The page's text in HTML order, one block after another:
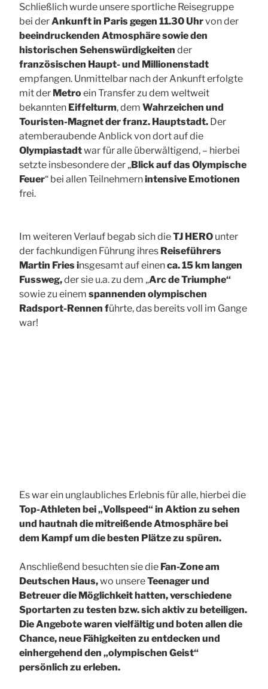
Schließlich wurde unsere sportliche Reisegruppe
bei derAnkunft in Paris gegen 11.30 Uhrvon der
beeindruckenden Atmosphäre sowie den
historischen Sehenswürdigkeiten der
französischen Haupt- und Millionenstadt
empfangen. Unmittelbar nach der Ankunft erfolgte
mit der Metroein Transfer zu dem weltweit
bekannten Eiffelturm, dem Wahrzeichen und
Touristen-Magnet der franz. Hauptstadt. Der
atemberaubende Anblick von dort auf die
Olympiastadtwar für alle überwältigend, – hierbei
setzte insbesondere der „Blick auf das Olympische
Feuer“ bei allen Teilnehmernintensive Emotionen
frei.
Im weiteren Verlauf begab sich dieTJ HERO unter
der fachkundigen Führung ihres Reiseführers
Martin Fries insgesamt auf einenca. 15 km langen
Fussweg,der sie u.a. zu dem „Arc de Triumphe“
sowie zu einem spannenden olympischen
Radsport-Rennen führte, das bereits voll im Gange
war!
Es war ein unglaubliches Erlebnis für alle, hierbei die
Top-Athleten bei „Vollspeed“ in Aktion zu sehen
und hautnah die mitreißende Atmosphäre bei
dem Kampf um die besten Plätze zu spüren.
Anschließend besuchten sie die Fan-Zone am
Deutschen Haus,wo unsereTeenager und
Betreuer die Möglichkeit hatten, verschiedene
Sportarten zu testen bzw. sich aktiv zu beteiligen.
Die Angebote waren vielfältig und boten allen die
Chance, neue Fähigkeiten zu entdecken und
einhergehend den „olympischen Geist“
persönlich zu erleben.